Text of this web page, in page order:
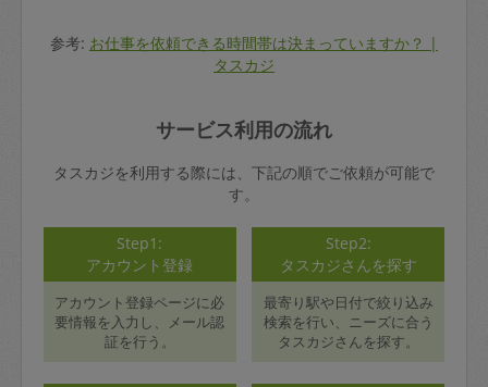
参考: お仕事を依頼できる時間帯は決まっていますか？ |
タスカジ
サービス利用の流れ
タスカジを利用する際には、下記の順でご依頼が可能で
す。
Step1:
アカウント登録
アカウント登録ページに必
要情報を入力し、メール認
証を行う。
Step2:
タスカジさんを探す
最寄り駅や日付で絞り込み
検索を行い、ニーズに合う
タスカジさんを探す。